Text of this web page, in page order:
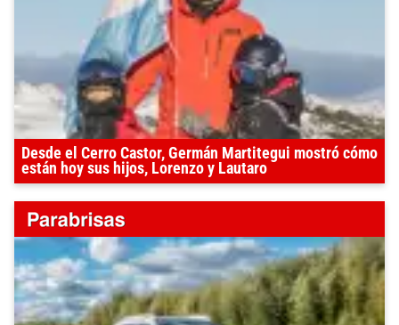
Desde el Cerro Castor, Germán Martitegui mostró cómo
están hoy sus hijos, Lorenzo y Lautaro